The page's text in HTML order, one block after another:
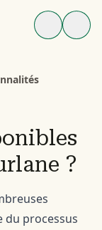
?
du processus